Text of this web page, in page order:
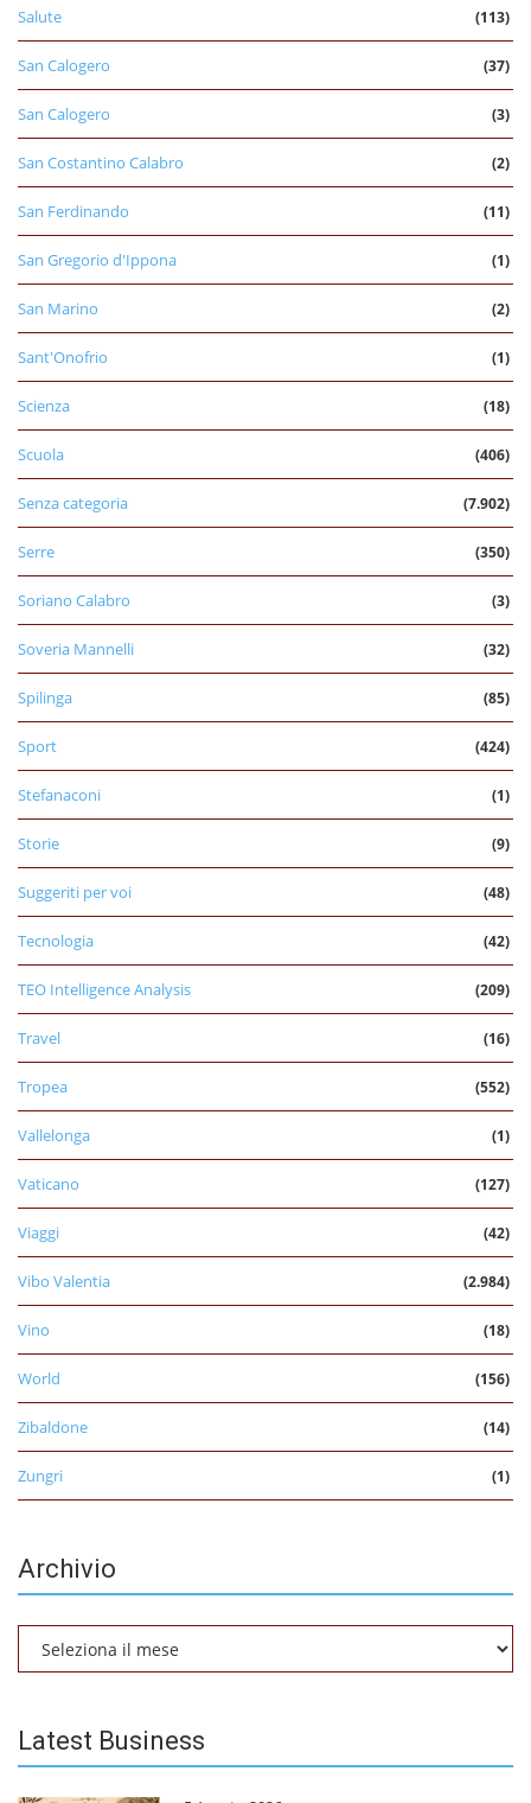
Salute (113)
San Calogero (37)
San Calogero (3)
San Costantino Calabro (2)
San Ferdinando (11)
San Gregorio d'Ippona (1)
San Marino (2)
Sant'Onofrio (1)
Scienza (18)
Scuola (406)
Senza categoria (7.902)
Serre (350)
Soriano Calabro (3)
Soveria Mannelli (32)
Spilinga (85)
Sport (424)
Stefanaconi (1)
Storie (9)
Suggeriti per voi (48)
Tecnologia (42)
TEO Intelligence Analysis (209)
Travel (16)
Tropea (552)
Vallelonga (1)
Vaticano (127)
Viaggi (42)
Vibo Valentia (2.984)
Vino (18)
World (156)
Zibaldone (14)
Zungri (1)
Archivio
Latest Business